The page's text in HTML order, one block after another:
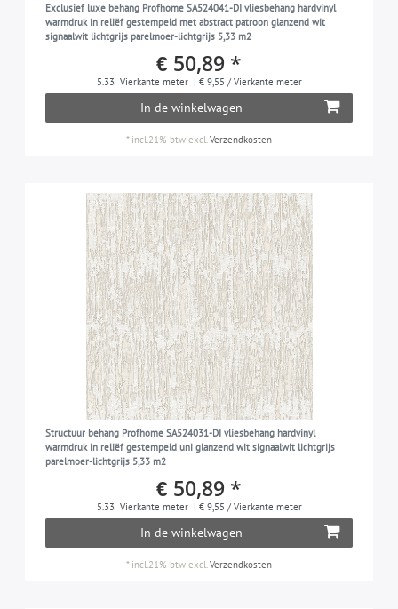
Exclusief luxe behang Profhome SA524041-DI vliesbehang hardvinyl
warmdruk in reliëf gestempeld met abstract patroon glanzend wit
signaalwit lichtgrijs parelmoer-lichtgrijs 5,33 m2
€ 50,89 *
5.33 Vierkante meter | € 9,55 / Vierkante meter
In de winkelwagen
* incl.21% btw excl. Verzendkosten
Structuur behang Profhome SA524031-DI vliesbehang hardvinyl
warmdruk in reliëf gestempeld uni glanzend wit signaalwit lichtgrijs
parelmoer-lichtgrijs 5,33 m2
€ 50,89 *
5.33 Vierkante meter | € 9,55 / Vierkante meter
In de winkelwagen
* incl.21% btw excl.Verzendkosten